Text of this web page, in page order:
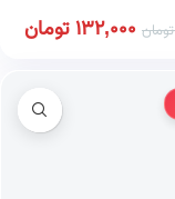
تومان 132,000تومان